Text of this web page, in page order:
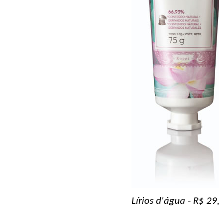
Lírios d'água - R$